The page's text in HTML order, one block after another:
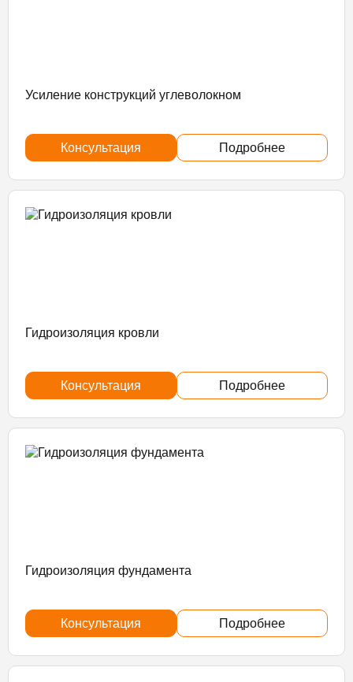
Усиление конструкций углеволокном
Консультация Подробнее
Гидроизоляция кровли
Консультация Подробнее
Гидроизоляция фундамента
Консультация Подробнее